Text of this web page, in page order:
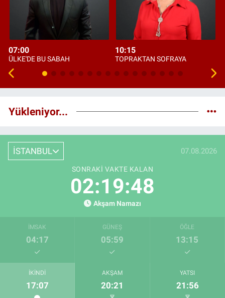
07:00
ÜLKE'DE BU SABAH
10:15
TOPRAKTAN SOFRAYA
Yükleniyor...
İSTANBUL 07.08.2026
SONRAKI VAKTE KALAN
02:19:47
Akşam Namazı
İMSAK
04:17
GÜNEŞ
05:59
ÖĞLE
13:15
İKINDI
17:07
AKŞAM
20:21
YATSI
21:56